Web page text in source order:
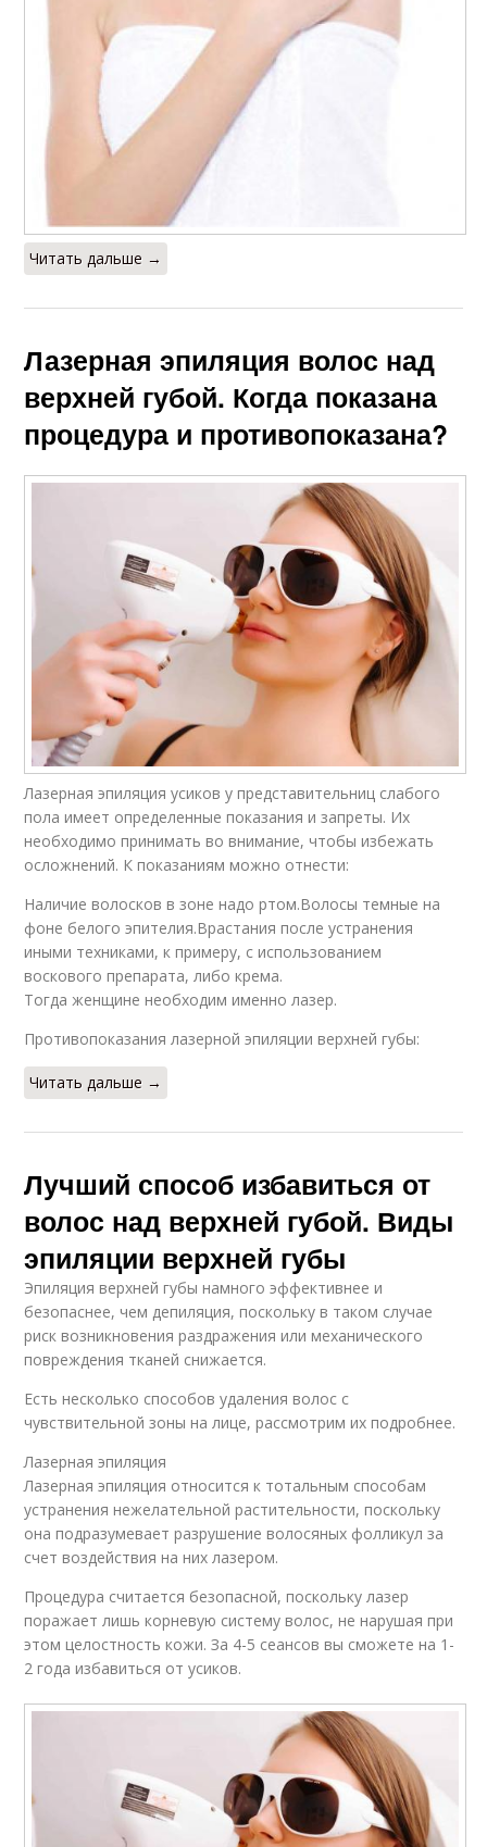
Читать дальше →
Лазерная эпиляция волос над
верхней губой. Когда показана
процедура и противопоказана?
Лазерная эпиляция усиков у представительниц слабого
пола имеет определенные показания и запреты. Их
необходимо принимать во внимание, чтобы избежать
осложнений. К показаниям можно отнести:
Наличие волосков в зоне надо ртом.Волосы темные на
фоне белого эпителия.Врастания после устранения
иными техниками, к примеру, с использованием
воскового препарата, либо крема.
Тогда женщине необходим именно лазер.
Противопоказания лазерной эпиляции верхней губы:
Читать дальше →
Лучший способ избавиться от
волос над верхней губой. Виды
эпиляции верхней губы
Эпиляция верхней губы намного эффективнее и
безопаснее, чем депиляция, поскольку в таком случае
риск возникновения раздражения или механического
повреждения тканей снижается.
Есть несколько способов удаления волос с
чувствительной зоны на лице, рассмотрим их подробнее.
Лазерная эпиляция
Лазерная эпиляция относится к тотальным способам
устранения нежелательной растительности, поскольку
она подразумевает разрушение волосяных фолликул за
счет воздействия на них лазером.
Процедура считается безопасной, поскольку лазер
поражает лишь корневую систему волос, не нарушая при
этом целостность кожи. За 4-5 сеансов вы сможете на 1-
2 года избавиться от усиков.